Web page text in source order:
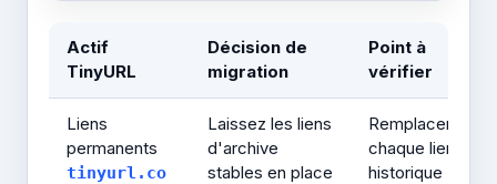
Actif
TinyURL
Décision de
migration
Point à
vérifier
Liens
permanents
tinyurl.co
Laissez les liens
d'archive
stables en place
Remplacer
chaque lien
historique